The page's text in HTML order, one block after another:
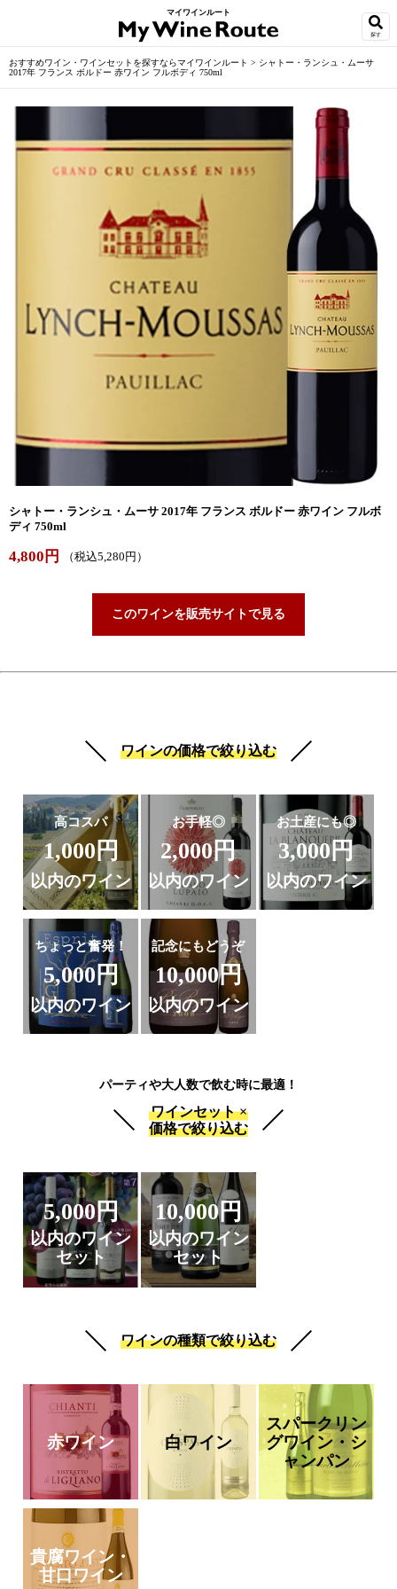
マイワインルート
探す
おすすめワイン・ワインセットを探すならマイワインルート > シャトー・ランシュ・ムーサ
2017年 フランス ボルドー 赤ワイン フルボディ 750ml
シャトー・ランシュ・ムーサ 2017年 フランス ボルドー 赤ワイン フルボ
ディ 750ml
4,800円 （税込5,280円）
このワインを販売サイトで見る
ワインの価格で絞り込む
高コスパ
1,000円
以内のワイン
お手軽◎
2,000円
以内のワイン
お土産にも◎
3,000円
以内のワイン
ちょっと奮発！
5,000円
以内のワイン
記念にもどうぞ
10,000円
以内のワイン
パーティや大人数で飲む時に最適！
ワインセット ×
価格で絞り込む
5,000円
以内のワイン
セット
10,000円
以内のワイン
セット
ワインの種類で絞り込む
赤ワイン 白ワイン
スパークリン
グワイン・シ
ャンパン
貴腐ワイン・
甘口ワイン